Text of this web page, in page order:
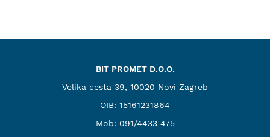
BIT PROMET D.O.O.
Velika cesta 39, 10020 Novi Zagreb
OIB: 15161231864
Mob: 091/4433 475